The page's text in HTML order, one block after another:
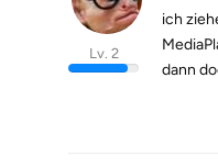
Lv. 2
ich
dann